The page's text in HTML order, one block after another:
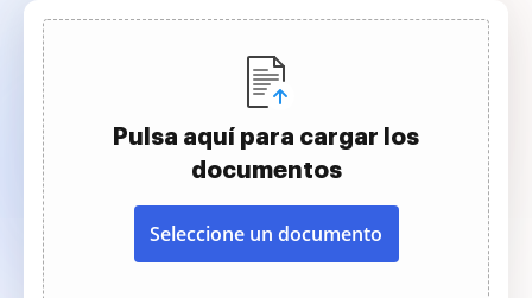
Pulsa aquí para cargar los
documentos
Seleccione un documento